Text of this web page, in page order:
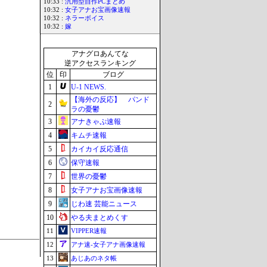
10:33 : 汎用型自作PCまとめ
10:32 : 女子アナお宝画像速報
10:32 : ネラーボイス
10:32 : 嫁
アナグロあんてな
逆アクセスランキング
位
印
ブログ
1
U-1 NEWS.
2
【海外の反応】 パンド
ラの憂鬱
3
アナきゃぷ速報
4
キムチ速報
5
カイカイ反応通信
6
保守速報
7
世界の憂鬱
8
女子アナお宝画像速報
9
じわ速 芸能ニュース
10
やる夫まとめくす
11
VIPPER速報
12
アナ速‐女子アナ画像速報
13
あじあのネタ帳